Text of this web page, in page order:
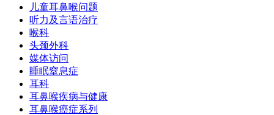
儿童耳鼻喉问题
听力及言语治疗
喉科
头颈外科
媒体访问
睡眠窒息症
耳科
耳鼻喉疾病与健康
耳鼻喉癌症系列